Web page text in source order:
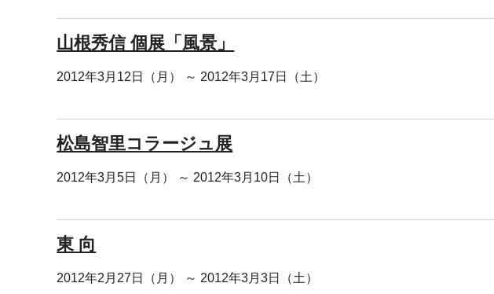
山根秀信 個展「風景」
2012年3月12日（月） ～ 2012年3月17日（土）
松島智里コラージュ展
2012年3月5日（月） ～ 2012年3月10日（土）
東 向
2012年2月27日（月） ～ 2012年3月3日（土）